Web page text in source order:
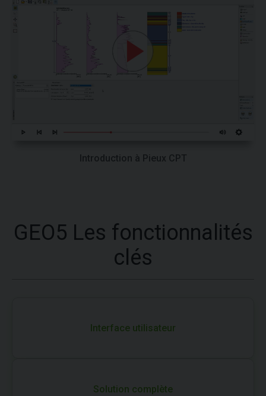
Introduction à Pieux CPT
GEO5 Les fonctionnalités
clés
Interface utilisateur
Solution complète